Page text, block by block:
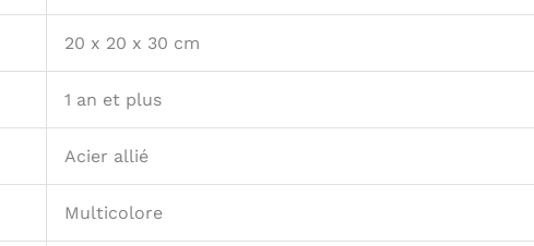
20 x 20 x 30 cm
1 an et plus
Acier allié
Multicolore